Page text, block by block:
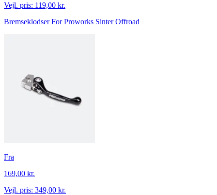
Vejl. pris: 119,00 kr.
Bremseklodser For Proworks Sinter Offroad
Fra
169,00 kr.
Vejl. pris: 349,00 kr.